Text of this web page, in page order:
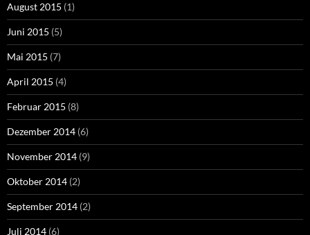
August 2015 (1)
Juni 2015 (5)
Mai 2015 (7)
April 2015 (4)
Februar 2015 (8)
Dezember 2014 (6)
November 2014 (9)
Oktober 2014 (2)
September 2014 (2)
Juli 2014 (6)